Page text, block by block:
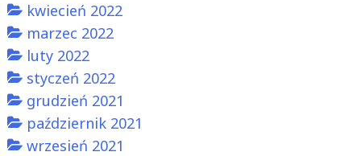
kwiecień 2022
marzec 2022
luty 2022
styczeń 2022
grudzień 2021
październik 2021
wrzesień 2021